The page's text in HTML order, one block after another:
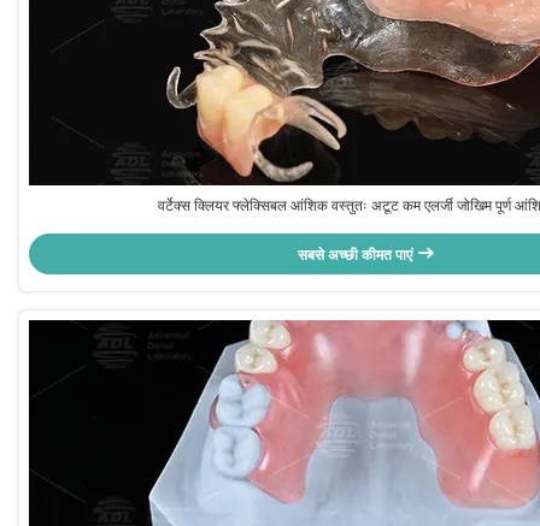
वर्टेक्स क्लियर फ्लेक्सिबल आंशिक वस्तुतः अटूट कम एलर्जी जोखिम पूर्ण
सबसे अच्छी कीमत पाएं